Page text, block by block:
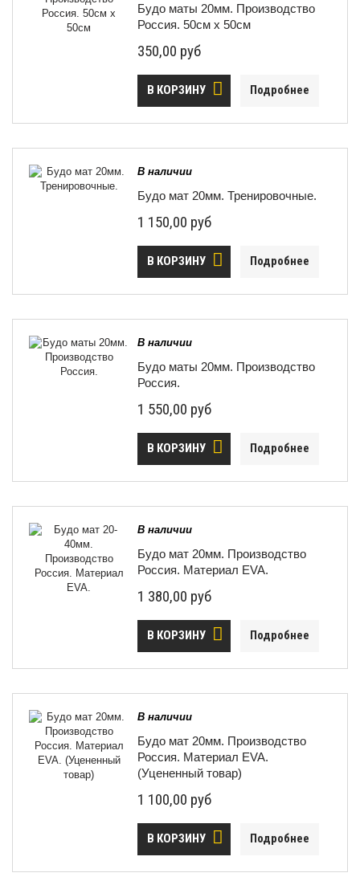
Будо маты 20мм. Производство
Россия. 50см х 50см
350,00 руб
В КОРЗИНУ Подробнее
В наличии
Будо мат 20мм. Тренировочные.
1 150,00 руб
В КОРЗИНУ Подробнее
В наличии
Будо маты 20мм. Производство
Россия.
1 550,00 руб
В КОРЗИНУ Подробнее
В наличии
Будо мат 20мм. Производство
Россия. Материал EVA.
1 380,00 руб
В КОРЗИНУ Подробнее
В наличии
Будо мат 20мм. Производство
Россия. Материал EVA.
(Уцененный товар)
1 100,00 руб
В КОРЗИНУ Подробнее